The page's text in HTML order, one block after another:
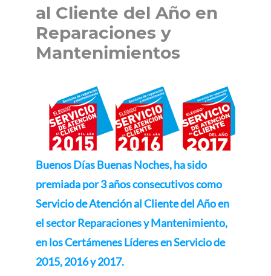
al Cliente del Año en
Reparaciones y
Mantenimientos
Buenos Días Buenas Noches, ha sido
premiada por 3 años consecutivos como
Servicio de Atención al Cliente del Año en
el sector Reparaciones y Mantenimiento,
en los Certámenes Líderes en Servicio de
2015, 2016 y 2017.